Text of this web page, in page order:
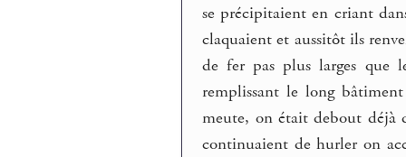
se précipitaient en criant
claquaient et aussitôt ils
de fer pas plus larges que
remplissant le long
meute, on était debout déjà
continuaient de hurler on